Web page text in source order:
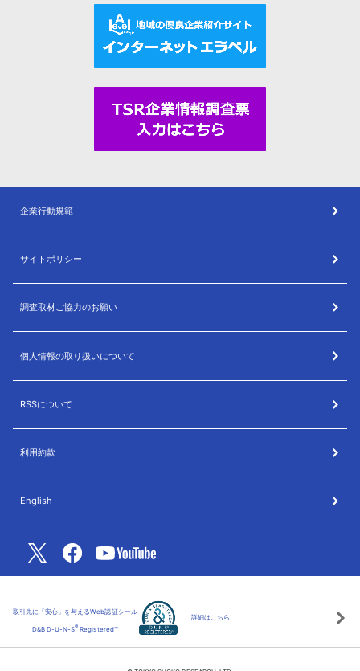
企業行動規範
サイトポリシー
調査取材ご協力のお願い
個人情報の取り扱いについて
RSSについて
利用約款
English
取引先に「安心」を与えるWeb認証シール
D&B D-U-N-S® Registered™
詳細はこちら